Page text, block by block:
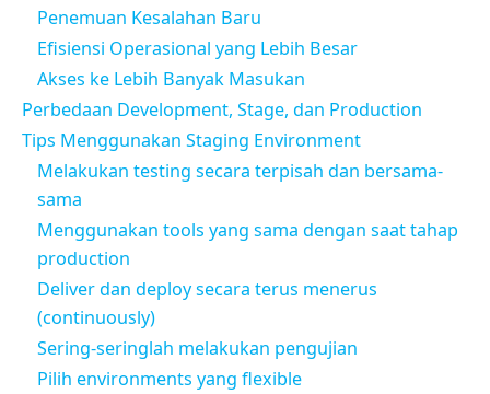
Penemuan Kesalahan Baru
Efisiensi Operasional yang Lebih Besar
Akses ke Lebih Banyak Masukan
Perbedaan Development, Stage, dan Production
Tips Menggunakan Staging Environment
Melakukan testing secara terpisah dan bersama-
sama
Menggunakan tools yang sama dengan saat tahap
production
Deliver dan deploy secara terus menerus
(continuously)
Sering-seringlah melakukan pengujian
Pilih environments yang flexible